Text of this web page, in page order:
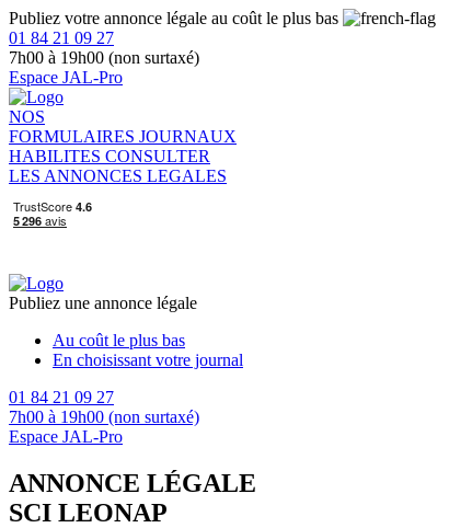
Publiez votre annonce légale au coût le plus bas
01 84 21 09 27
7h00 à 19h00 (non surtaxé)
Espace JAL-Pro
NOS
FORMULAIRES JOURNAUX
HABILITES CONSULTER
LES ANNONCES LEGALES
Publiez une annonce légale
Au coût le plus bas
En choisissant votre journal
01 84 21 09 27
7h00 à 19h00 (non surtaxé)
Espace JAL-Pro
ANNONCE LÉGALE
SCI LEONAP